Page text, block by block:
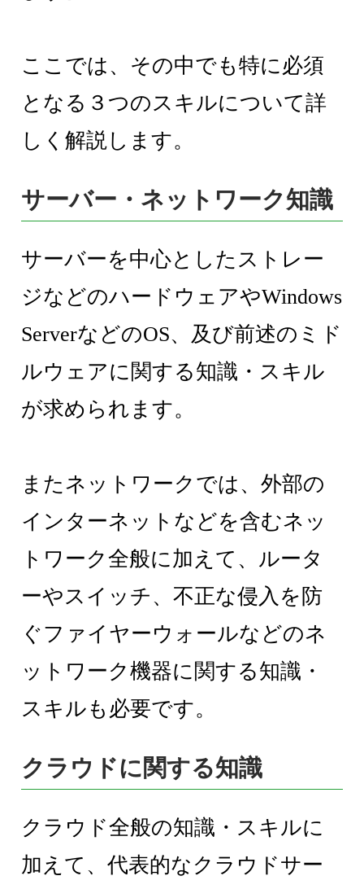
ここでは、その中でも特に必須
となる３つのスキルについて詳
しく解説します。
サーバー・ネットワーク知識
サーバーを中心としたストレー
ジなどのハードウェアやWindows
ServerなどのOS、及び前述のミド
ルウェアに関する知識・スキル
が求められます。
またネットワークでは、外部の
インターネットなどを含むネッ
トワーク全般に加えて、ルータ
ーやスイッチ、不正な侵入を防
ぐファイヤーウォールなどのネ
ットワーク機器に関する知識・
スキルも必要です。
クラウドに関する知識
クラウド全般の知識・スキルに
加えて、代表的なクラウドサー